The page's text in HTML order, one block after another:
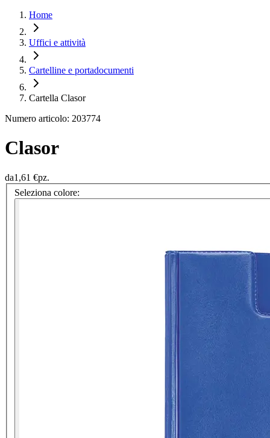
Home
Uffici e attività
Cartelline e portadocumenti
Cartella Clasor
Numero articolo: 203774
Clasor
da1,61 €pz.
Seleziona colore: